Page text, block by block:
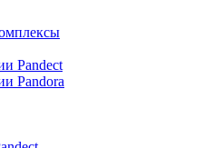
Pandect
Pandora